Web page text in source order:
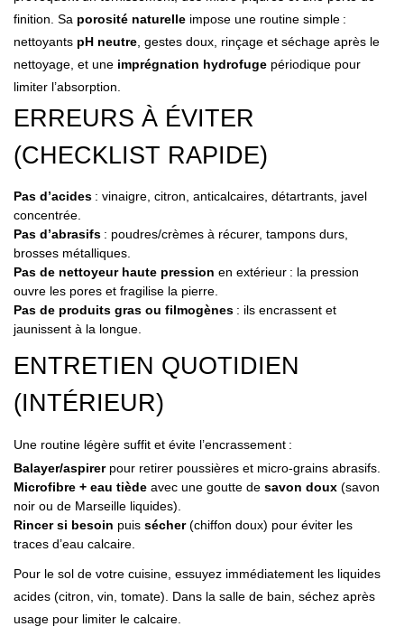
finition. Sa porosité naturelle impose une routine simple :
nettoyants pH neutre , gestes doux, rinçage et séchage après le
nettoyage, et une imprégnation hydrofuge périodique pour
limiter l’absorption.
ERREURS À ÉVITER
(CHECKLIST RAPIDE)
Pas d’acides : vinaigre, citron, anticalcaires, détartrants, javel
concentrée.
Pas d’abrasifs : poudres/crèmes à récurer, tampons durs,
brosses métalliques.
Pas de nettoyeur haute pression en extérieur : la pression
ouvre les pores et fragilise la pierre.
Pas de produits gras ou filmogènes : ils encrassent et
jaunissent à la longue.
ENTRETIEN QUOTIDIEN
(INTÉRIEUR)
Une routine légère suffit et évite l’encrassement :
Balayer/aspirerpour retirer poussières et micro-grains abrasifs.
Microfibre + eau tiède avec une goutte de savon doux (savon
noir ou de Marseille liquides).
Rincer si besoin puis sécher(chiffon doux) pour éviter les
traces d’eau calcaire.
Pour le sol de votre cuisine, essuyez immédiatement les liquides
acides (citron, vin, tomate). Dans la salle de bain, séchez après
usage pour limiter le calcaire.